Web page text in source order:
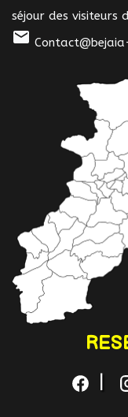
séjour des visiteurs
mail